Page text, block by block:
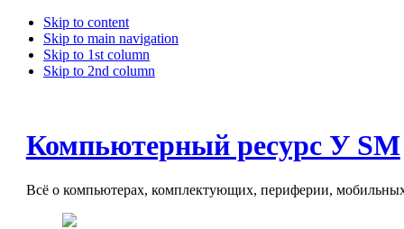
Skip to content
Skip to main navigation
Skip to 1st column
Skip to 2nd column
Компьютерный ресурс У SM
Всё о компьютерах, комплектующих, периферии, мобильных